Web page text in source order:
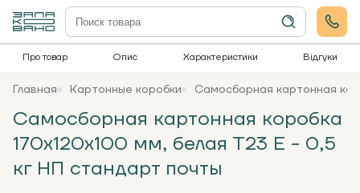
Про товар Опис Характеристики Відгуки
Главная Картонные коробки Самосборная картонная
Самосборная картонная коробка
170x120x100 мм, белая Т23 Е - 0,5
кг НП стандарт почты